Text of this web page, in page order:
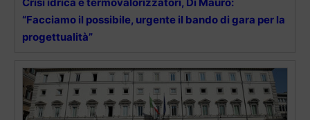
“Facciamo il possibile, urgente il bando di gara per la
progettualità”